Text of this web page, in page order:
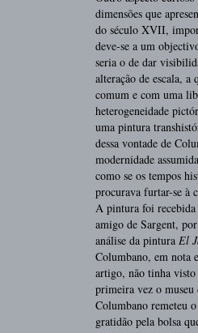
dimensões que
do século XVII,
deve-se a um
seria o de dar
alteração de escala,
comum e com uma
heterogeneidade
uma pintura
dessa vontade de
modernidade
como se os tempos
procurava furtar-se à
A pintura foi recebida
amigo de Sargent,
análise da pintura El
Columbano, em nota
artigo, não tinha
primeira vez o
Columbano remeteu
gratidão pela bolsa